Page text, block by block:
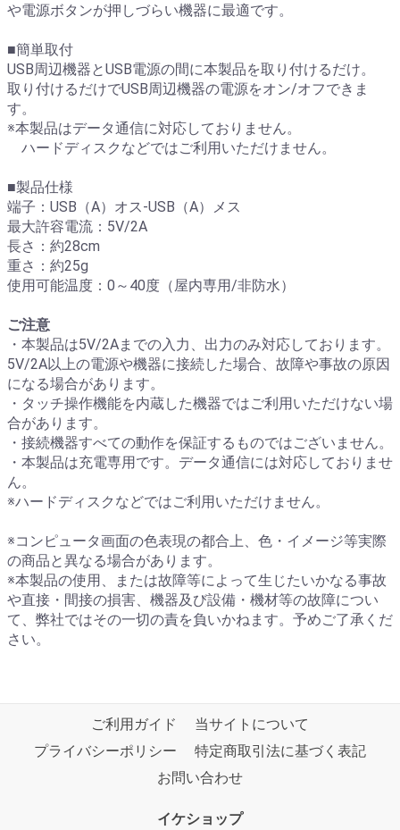
や電源ボタンが押しづらい機器に最適です。
■簡単取付
USB周辺機器とUSB電源の間に本製品を取り付けるだけ。
取り付けるだけでUSB周辺機器の電源をオン/オフできま
す。
※本製品はデータ通信に対応しておりません。
ハードディスクなどではご利用いただけません。
■製品仕様
端子：USB（A）オス-USB（A）メス
最大許容電流：5V/2A
長さ：約28cm
重さ：約25g
使用可能温度：0～40度（屋内専用/非防水）
ご注意
・本製品は5V/2Aまでの入力、出力のみ対応しております。
5V/2A以上の電源や機器に接続した場合、故障や事故の原因
になる場合があります。
・タッチ操作機能を内蔵した機器ではご利用いただけない場
合があります。
・接続機器すべての動作を保証するものではございません。
・本製品は充電専用です。データ通信には対応しておりませ
ん。
※ハードディスクなどではご利用いただけません。
※コンピュータ画面の色表現の都合上、色・イメージ等実際
の商品と異なる場合があります。
※本製品の使用、または故障等によって生じたいかなる事故
や直接・間接の損害、機器及び設備・機材等の故障につい
て、弊社ではその一切の責を負いかねます。予めご了承くだ
さい。
ご利用ガイド
当サイトについて
プライバシーポリシー
特定商取引法に基づく表記
お問い合わせ
イケショップ